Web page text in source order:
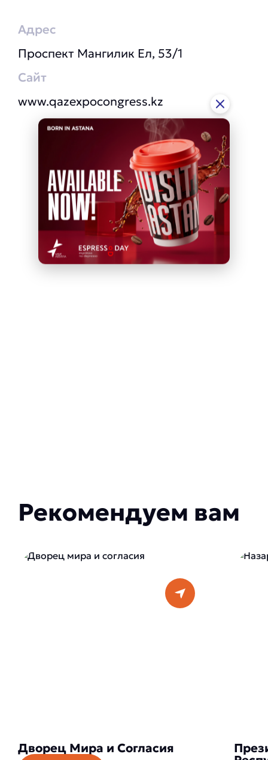
Адрес
Проспект Мангилик Ел, 53/1
Сайт
www.qazexpocongress.kz
Рекомендуем вам
Дворец Мира и Согласия